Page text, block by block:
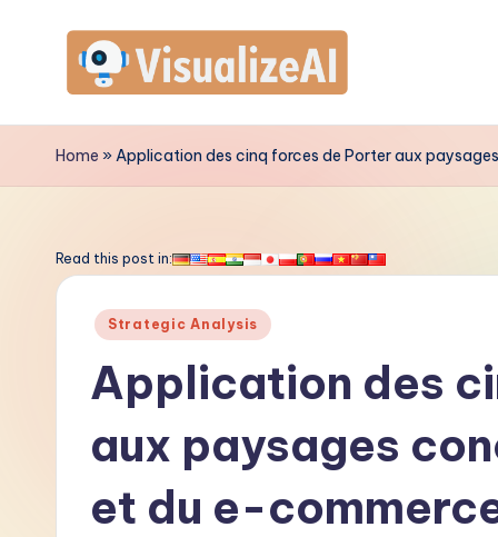
contentV
is
a
Home »Application des cinq forces de Porter aux
Read this post in:
Posted
Strategic Analysis
Application des
aux paysages
et du e-